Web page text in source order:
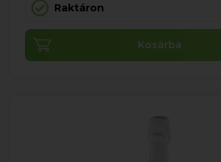
Raktáron
Kosárba